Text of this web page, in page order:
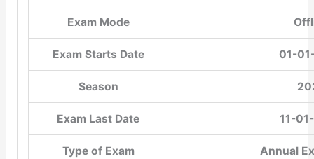
Exam Mode
Exam Starts Date 01-
Season
Exam Last Date 11-
Type of Exam Annual